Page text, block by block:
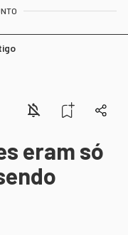
eram só